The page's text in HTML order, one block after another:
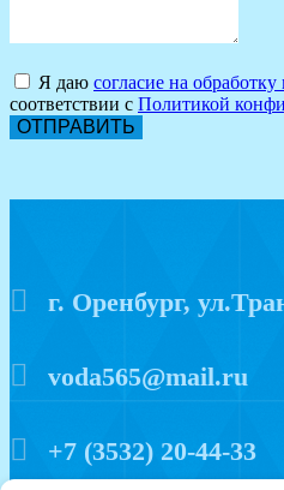
Я даю согласие на
соответствии с Политикой
ОТПРАВИТЬ
г. Оренбург,
voda565@mail.ru
+7 (3532) 20-44-33